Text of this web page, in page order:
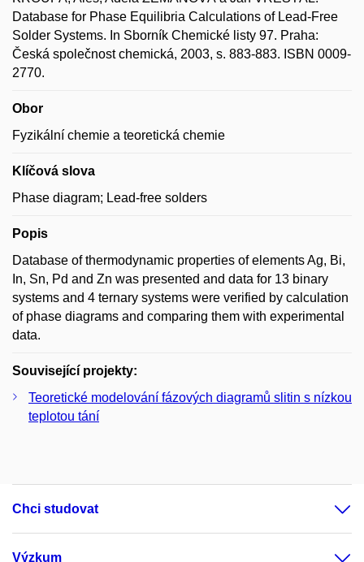
Database for Phase Equilibria Calculations of Lead-Free
Solder Systems. In Sborník Chemické listy 97. Praha:
Česká společnost chemická, 2003, s. 883-883. ISBN 0009-
2770.
Obor
Fyzikální chemie a teoretická chemie
Klíčová slova
Phase diagram; Lead-free solders
Popis
Database of thermodynamic properties of elements Ag, Bi,
In, Sn, Pd and Zn was presented and data for 13 binary
systems and 4 ternary systems were verified by calculation
of phase diagrams and comparing them with experimental
data.
Související projekty:
Teoretické modelování fázových diagramů slitin s nízkou
teplotou tání
Chci studovat
Výzkum